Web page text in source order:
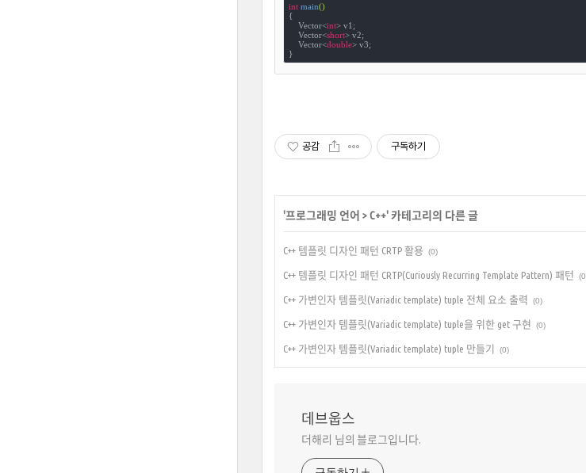
int main()
{
    Vector<
int> v1;
    Vector<
short> v2;
    Vector<
double> v3;
}
공감 구독하기
'프로그래밍 언어 >C++' 카테고리의 다른 글
C++ 템플릿 디자인 패턴 CRTP 활용 (0)
C++ 템플릿 디자인 패턴 CRTP(Curiously Recurring Template Pattern) 패턴
C++ 가변인자 템플릿(Variadic template) tuple 전체 요소 출력 (0)
C++ 가변인자 템플릿(Variadic template) tuple을 위한 get 구현 (0)
C++ 가변인자 템플릿(Variadic template) tuple 만들기 (0)
데브웁스
더해리 님의 블로그입니다.